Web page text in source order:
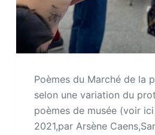
Poèmes du Marché de la
selon une variation du
poèmes de musée (voir
2021,par Arsène